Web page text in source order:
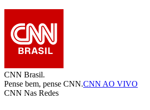
CNN Brasil.
Pense bem, pense CNN.CNN AO VIVO
CNN Nas Redes